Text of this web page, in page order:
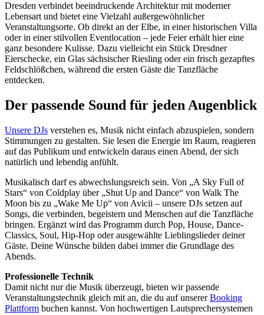
Dresden verbindet beeindruckende Architektur mit moderner
Lebensart und bietet eine Vielzahl außergewöhnlicher
Veranstaltungsorte. Ob direkt an der Elbe, in einer historischen Villa
oder in einer stilvollen Eventlocation – jede Feier erhält hier eine
ganz besondere Kulisse. Dazu vielleicht ein Stück Dresdner
Eierschecke, ein Glas sächsischer Riesling oder ein frisch gezapftes
Feldschlößchen, während die ersten Gäste die Tanzfläche
entdecken.
Der passende Sound für jeden Augenblick
Unsere DJs verstehen es, Musik nicht einfach abzuspielen, sondern
Stimmungen zu gestalten. Sie lesen die Energie im Raum, reagieren
auf das Publikum und entwickeln daraus einen Abend, der sich
natürlich und lebendig anfühlt.
Musikalisch darf es abwechslungsreich sein. Von „A Sky Full of
Stars“ von Coldplay über „Shut Up and Dance“ von Walk The
Moon bis zu „Wake Me Up“ von Avicii – unsere DJs setzen auf
Songs, die verbinden, begeistern und Menschen auf die Tanzfläche
bringen. Ergänzt wird das Programm durch Pop, House, Dance-
Classics, Soul, Hip-Hop oder ausgewählte Lieblingslieder deiner
Gäste. Deine Wünsche bilden dabei immer die Grundlage des
Abends.
Professionelle Technik
Damit nicht nur die Musik überzeugt, bieten wir passende
Veranstaltungstechnik gleich mit an, die du auf unsererBooking
Plattform buchen kannst. Von hochwertigen Lautsprechersystemen